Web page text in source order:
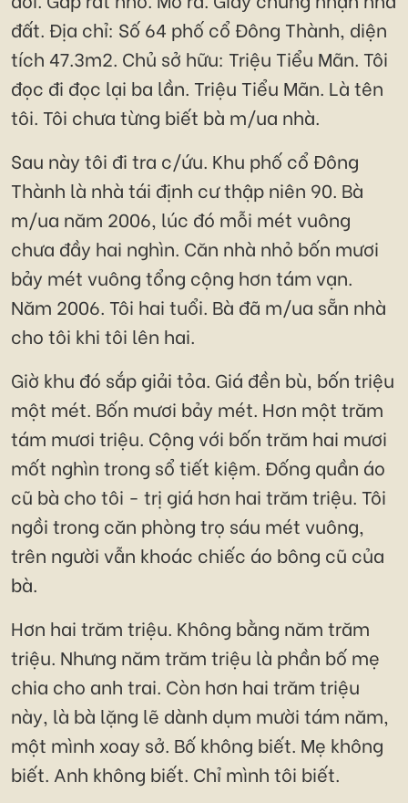
đất. Địa chỉ: Số 64 phố cổ Đông Thành, diện
tích 47.3m2. Chủ sở hữu: Triệu Tiểu Mãn. Tôi
đọc đi đọc lại ba lần. Triệu Tiểu Mãn. Là tên
tôi. Tôi chưa từng biết bà m/ua nhà.
Sau này tôi đi tra c/ứu. Khu phố cổ Đông
Thành là nhà tái định cư thập niên 90. Bà
m/ua năm 2006, lúc đó mỗi mét vuông
chưa đầy hai nghìn. Căn nhà nhỏ bốn mươi
bảy mét vuông tổng cộng hơn tám vạn.
Năm 2006. Tôi hai tuổi. Bà đã m/ua sẵn nhà
cho tôi khi tôi lên hai.
Giờ khu đó sắp giải tỏa. Giá đền bù, bốn triệu
một mét. Bốn mươi bảy mét. Hơn một trăm
tám mươi triệu. Cộng với bốn trăm hai mươi
mốt nghìn trong sổ tiết kiệm. Đống quần áo
cũ bà cho tôi - trị giá hơn hai trăm triệu. Tôi
ngồi trong căn phòng trọ sáu mét vuông,
trên người vẫn khoác chiếc áo bông cũ của
bà.
Hơn hai trăm triệu. Không bằng năm trăm
triệu. Nhưng năm trăm triệu là phần bố mẹ
chia cho anh trai. Còn hơn hai trăm triệu
này, là bà lặng lẽ dành dụm mười tám năm,
một mình xoay sở. Bố không biết. Mẹ không
biết. Anh không biết. Chỉ mình tôi biết.